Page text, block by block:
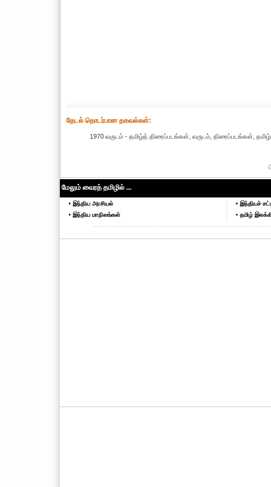
தேட‌ல் தொட‌ர்பான தகவ‌ல்க‌ள்:
1970 வருடம் - தமிழ்த் திரைப்படங்கள், வருடம், திரைப்படங்கள்,
மேலும் வைரத் தமிழில் ...
• இந்திய அரசியல்
• இந்திய மாநிலங்கள்
• இந்தியச்
• தமிழ்